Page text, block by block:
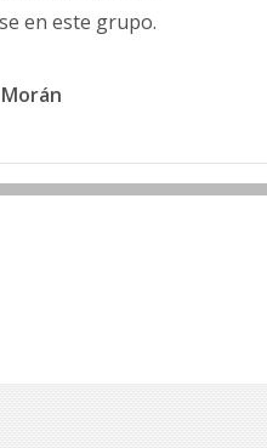
en este grupo.